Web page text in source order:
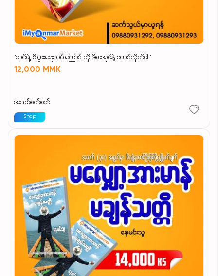
"သင့်ရဲ့ စီးပွားရေးလမ်းကြောင်းကို ဒီစာအုပ်နဲ့ စတင်လိုက်ပါ "
12,000 MMK
အသစ်စက်စက်
Shop